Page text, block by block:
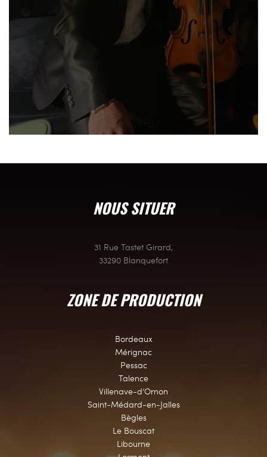
NOUS SITUER
31 Rue Tastet Girard,
33290 Blanquefort
ZONE DE PRODUCTION
Bordeaux
Mérignac
Pessac
Talence
Villenave-d’Ornon
Saint-Médard-en-Jalles
Bègles
Le Bouscat
Libourne